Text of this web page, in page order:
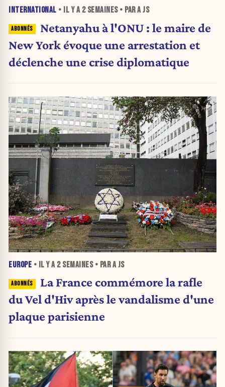
INTERNATIONAL • IL Y A 2 SEMAINES• PAR A JS
Netanyahu à l'ONU : le maire de
New York évoque une arrestation et
déclenche une crise diplomatique
EUROPE • IL Y A 2 SEMAINES• PAR A JS
La France commémore la rafle
du Vel d'Hiv après le vandalisme d'une
plaque parisienne